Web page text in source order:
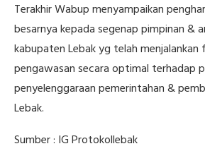
Terakhir Wabup menyampaikan
besarnya kepada segenap pimpinan &
kabupaten Lebak yg telah menjalankan
pengawasan secara optimal terhadap
penyelenggaraan pemerintahan &
Lebak.
Sumber : IG Protokollebak